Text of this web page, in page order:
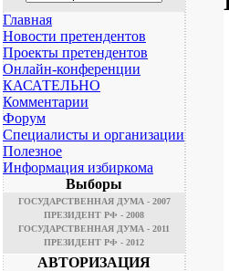
Главная
Новости претендентов
Проекты претендентов
Онлайн-конференции
КАСАТЕЛЬНО
Комментарии
Форум
Специалисты и организации
Полезное
Информация избиркома
Выборы
ГОСУДАРСТВЕННАЯ ДУМА - 2007
ПРЕЗИДЕНТ РФ - 2008
ГОСУДАРСТВЕННАЯ ДУМА - 2011
ПРЕЗИДЕНТ РФ - 2012
АВТОРИЗАЦИЯ